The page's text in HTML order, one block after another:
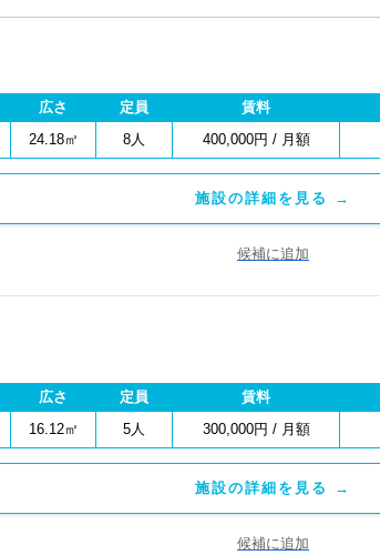
広さ 定員 賃料
24.18㎡ 8人 400,000円 / 月額
施設の詳細を見る →
候補に追加
広さ 定員 賃料
16.12㎡ 5人 300,000円 / 月額
施設の詳細を見る →
候補に追加